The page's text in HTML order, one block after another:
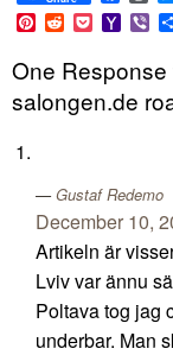
Pinterest
RedditPocket
Mail
One Response
salongen.de
Gustaf Redemo
December 10,
Artikeln är
Lviv var ännu
Poltava tog jag
underbar. Man